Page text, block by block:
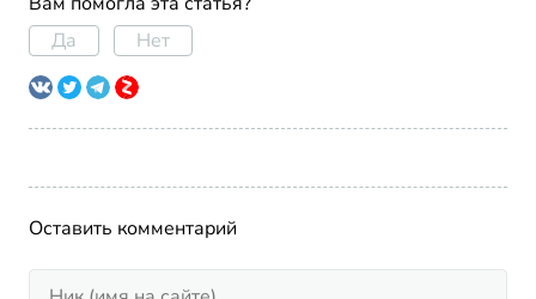
Да
Нет
Оставить комментарий